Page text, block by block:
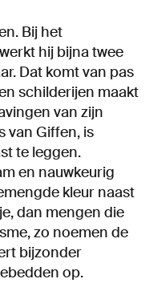
Bij het
hij bijna twee
Dat komt van pas
schilderijen maakt
van zijn
van Giffen, is
te leggen.
en nauwkeurig
kleur naast
dan mengen die
zo noemen de
bijzonder
op.